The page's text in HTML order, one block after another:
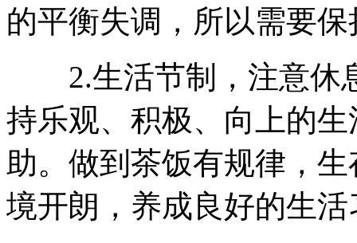
的平衡失调，所以需要
2.生活节制，注意休
持乐观、积极、向上的
助。做到茶饭有规律，
境开朗，养成良好的生活